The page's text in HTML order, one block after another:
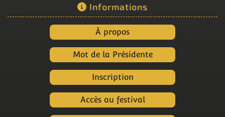
Informations
À propos
Mot de la Présidente
Inscription
Accès au festival